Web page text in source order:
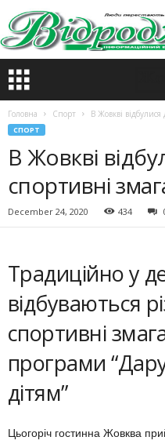
Головна Спорт В Жовкві
СПОРТ
В Жовкві
спортивні
December 24, 2020 434
Традиційно у
відбуваються
спортивні
програми
дітям”
Цьогоріч гостинна Жовква